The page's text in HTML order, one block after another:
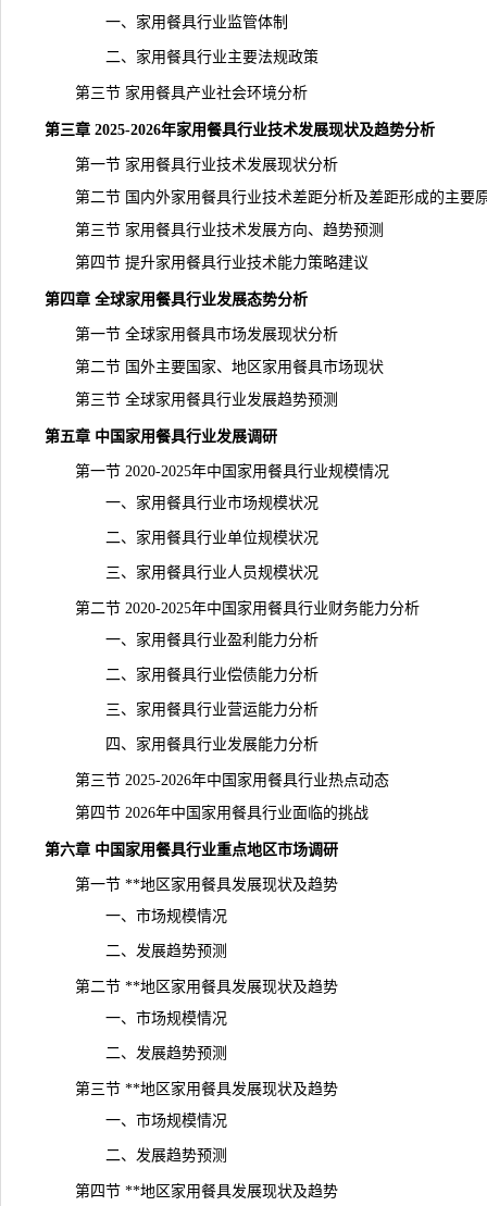
一、家用餐具行业监管体制
二、家用餐具行业主要法规政策
第三节 家用餐具产业社会环境分析
第三章 2025-2026年家用餐具行业技术发展现状及趋势分析
第一节 家用餐具行业技术发展现状分析
第二节 国内外家用餐具行业技术差距分析及差距形成的主要
第三节 家用餐具行业技术发展方向、趋势预测
第四节 提升家用餐具行业技术能力策略建议
第四章 全球家用餐具行业发展态势分析
第一节 全球家用餐具市场发展现状分析
第二节 国外主要国家、地区家用餐具市场现状
第三节 全球家用餐具行业发展趋势预测
第五章 中国家用餐具行业发展调研
第一节 2020-2025年中国家用餐具行业规模情况
一、家用餐具行业市场规模状况
二、家用餐具行业单位规模状况
三、家用餐具行业人员规模状况
第二节 2020-2025年中国家用餐具行业财务能力分析
一、家用餐具行业盈利能力分析
二、家用餐具行业偿债能力分析
三、家用餐具行业营运能力分析
四、家用餐具行业发展能力分析
第三节 2025-2026年中国家用餐具行业热点动态
第四节 2026年中国家用餐具行业面临的挑战
第六章 中国家用餐具行业重点地区市场调研
第一节 **地区家用餐具发展现状及趋势
一、市场规模情况
二、发展趋势预测
第二节 **地区家用餐具发展现状及趋势
一、市场规模情况
二、发展趋势预测
第三节 **地区家用餐具发展现状及趋势
一、市场规模情况
二、发展趋势预测
第四节 **地区家用餐具发展现状及趋势